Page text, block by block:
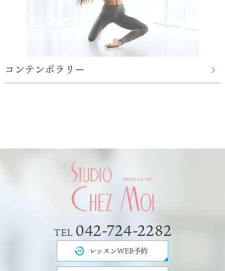
コンテンポラリー
TEL 042-724-2282
レッスンWEB予約